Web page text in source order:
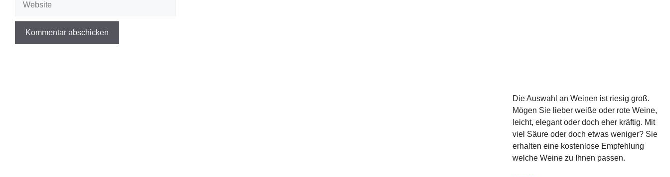
Die Auswahl an Weinen ist riesig groß.
Mögen Sie lieber weiße oder rote Weine,
leicht, elegant oder doch eher kräftig. Mit
viel Säure oder doch etwas weniger? Sie
erhalten eine kostenlose Empfehlung
welche Weine zu Ihnen passen.